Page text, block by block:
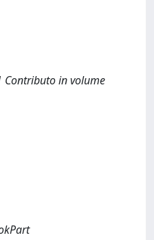
Contributo in volume